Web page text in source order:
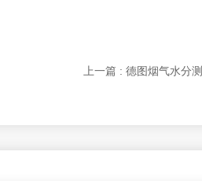
上一篇 : 德图烟气水分